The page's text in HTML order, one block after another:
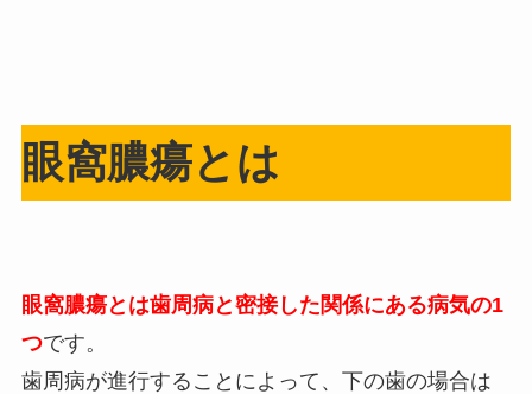
眼窩膿瘍とは
眼窩膿瘍とは歯周病と密接した関係にある病気の1
つです。
歯周病が進行することによって、下の歯の場合は